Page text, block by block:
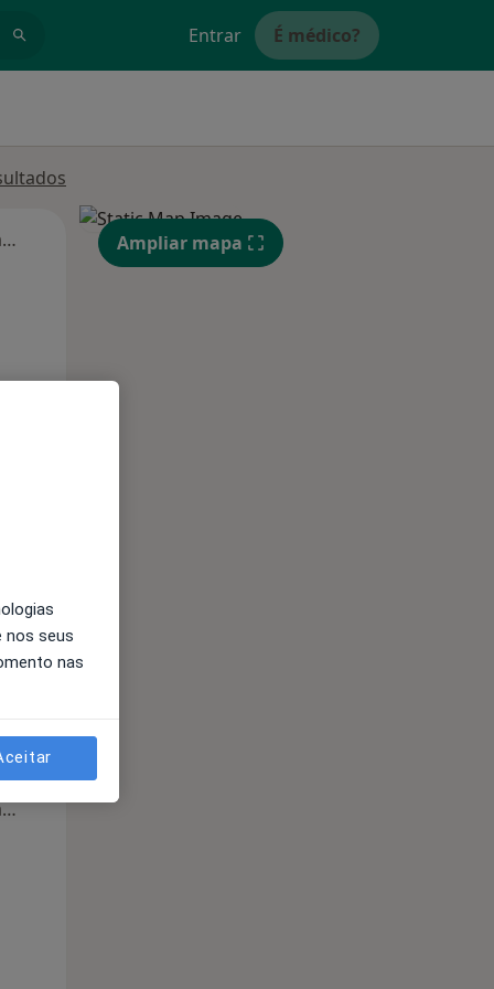
Entrar É médico?
Segunda-feira Qua Qui,
13 Ago
Segunda-feira Ter,
Ampliar mapa
nos seus
nas